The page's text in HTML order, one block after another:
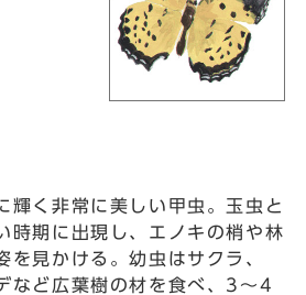
く非常に美しい甲虫。玉虫と
時期に出現し、エノキの梢や林
を見かける。幼虫はサクラ、
など広葉樹の材を食べ、3～4